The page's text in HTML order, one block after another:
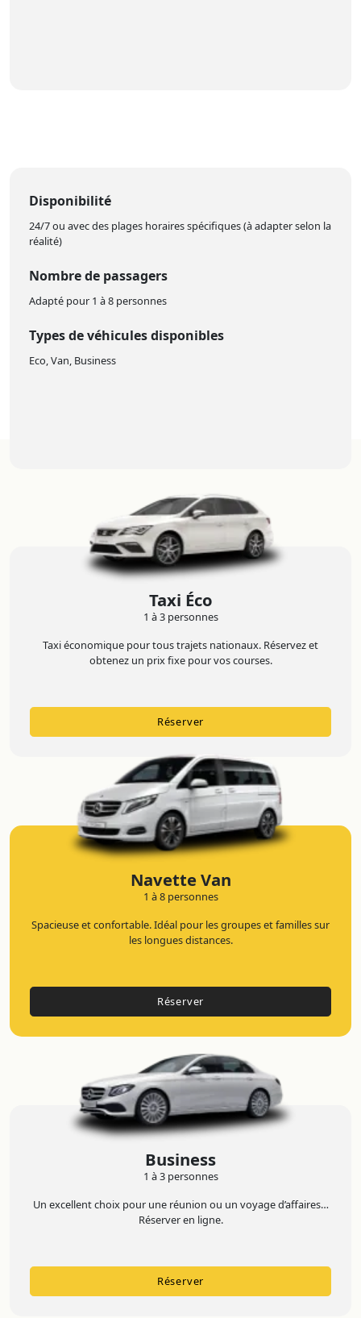
Disponibilité
24/7 ou avec des plages horaires spécifiques (à adapter selon la
réalité)
Nombre de passagers
Adapté pour 1 à 8 personnes
Types de véhicules disponibles
Eco, Van, Business
Taxi Éco
1 à 3 personnes
Taxi économique pour tous trajets nationaux. Réservez et
obtenez un prix fixe pour vos courses.
Réserver
Navette Van
1 à 8 personnes
Spacieuse et confortable. Idéal pour les groupes et familles sur
les longues distances.
Réserver
Business
1 à 3 personnes
Un excellent choix pour une réunion ou un voyage d’affaires…
Réserver en ligne.
Réserver